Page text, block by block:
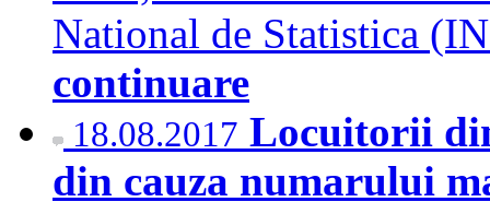
National de Statistica
continuare
18.08.2017 Locuitorii
din cauza numarului